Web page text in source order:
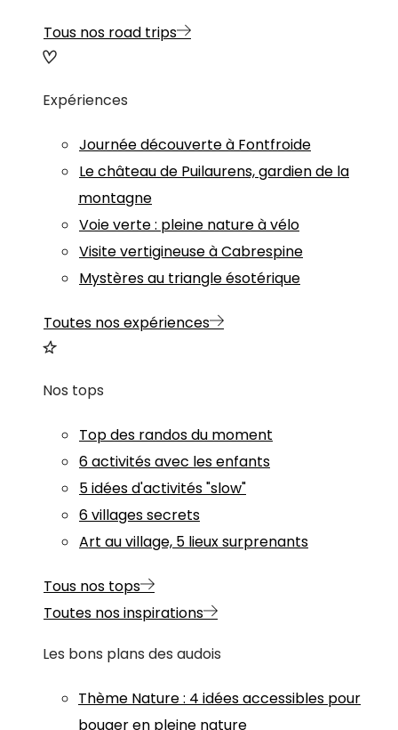
Tous nos road trips
Expériences
Journée découverte à Fontfroide
Le château de Puilaurens, gardien de la
montagne
Voie verte : pleine nature à vélo
Visite vertigineuse à Cabrespine
Mystères au triangle ésotérique
Toutes nos expériences
Nos tops
Top des randos du moment
6 activités avec les enfants
5 idées d'activités "slow"
6 villages secrets
Art au village, 5 lieux surprenants
Tous nos tops
Toutes nos inspirations
Les bons plans des audois
Thème Nature: 4 idées accessibles pour
bouger en pleine nature